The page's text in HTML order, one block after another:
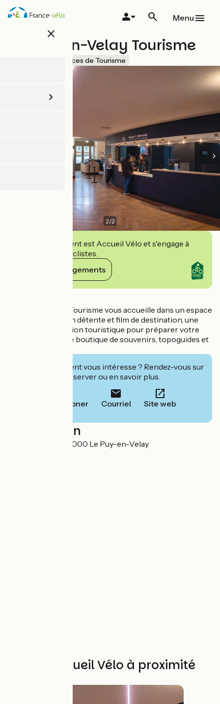
Aller
au
close
Menu
Le Puy-en-Velay Tourisme
Offices de Tourisme
2/2
Cet établissement est Accueil Vélo et s'engage à
accueillir des cyclistes.
Voir ses engagements
Le Puy-en-Velay Tourisme vous accueille dans un espace
convivial avec coin détente et film de destination, une
large documentation touristique pour préparer votre
séjour, ainsi qu’une boutique de souvenirs, topoguides et
Cet établissement vous intéresse ? Rendez-vous sur
leur site pour réserver ou en savoir plus.
Téléphoner Courriel Site web
Localisation
Place du Breuil 43000 Le Puy-en-Velay
Autres Accueil Vélo à proximité